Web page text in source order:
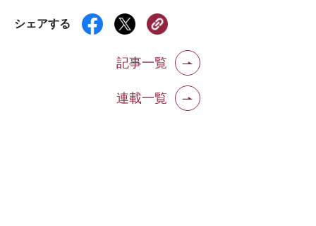
シェアする
記事一覧
連載一覧